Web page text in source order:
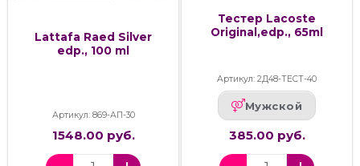
Lattafa Raed Silver
edp., 100 ml
Артикул: 869-АП-30
1548.00 руб.
Тестер Lacoste
Original,edp., 65ml
Артикул: 2Д48-ТЕСТ-40
Мужской
385.00 руб.